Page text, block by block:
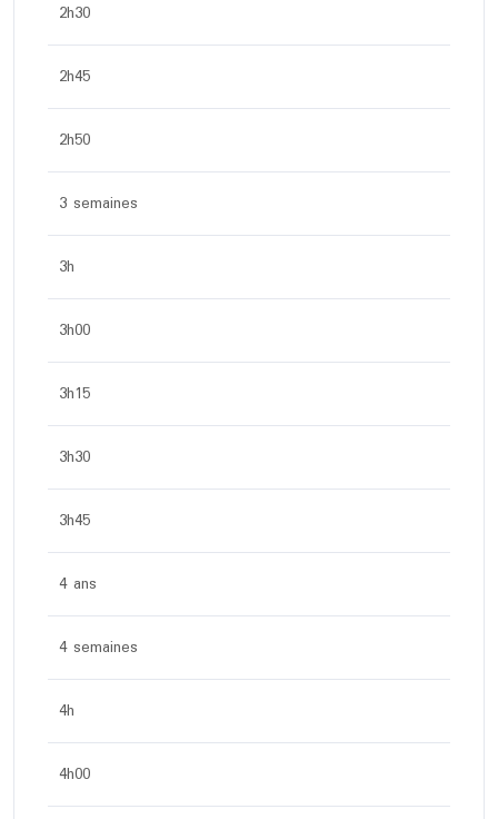
2h30
2h45
2h50
3 semaines
3h
3h00
3h15
3h30
3h45
4 ans
4 semaines
4h
4h00